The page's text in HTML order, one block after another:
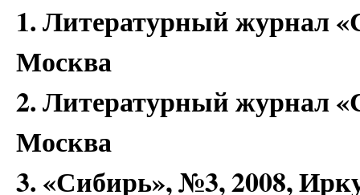
1. Литературный журнал
Москва
2. Литературный журнал
Москва
3. «Сибирь», №3, 2008,